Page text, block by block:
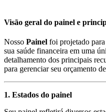
Visão geral do painel e
Nosso Painel foi projetado
sua saúde financeira em uma
detalhamento dos principais
para gerenciar seu orçamento
1. Estados do painel